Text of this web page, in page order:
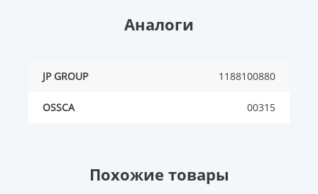
Аналоги
JP GROUP 1188100880
OSSCA 00315
Похожие товары